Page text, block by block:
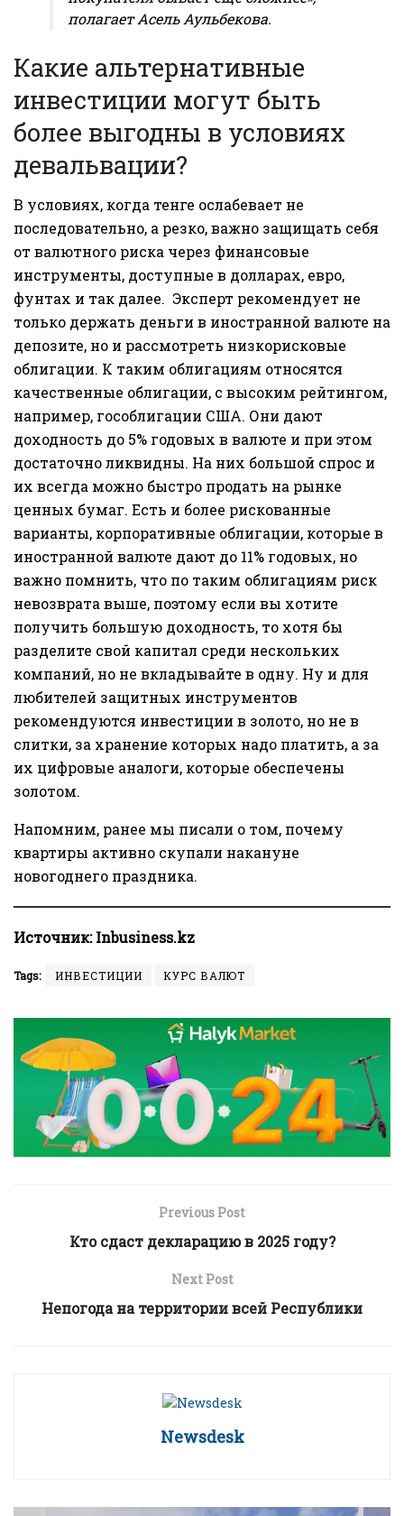
полагает Асель Аульбекова.
Какие альтернативные
инвестиции могут быть
более выгодны в условиях
девальвации?
В условиях, когда тенге ослабевает не
последовательно, а резко, важно защищать себя
от валютного риска через финансовые
инструменты, доступные в долларах, евро,
фунтах и так далее. Эксперт рекомендует не
только держать деньги в иностранной валюте на
депозите, но и рассмотреть низкорисковые
облигации. К таким облигациям относятся
качественные облигации, с высоким рейтингом,
например, гособлигации США. Они дают
доходность до 5% годовых в валюте и при этом
достаточно ликвидны. На них большой спрос и
их всегда можно быстро продать на рынке
ценных бумаг. Есть и более рискованные
варианты, корпоративные облигации, которые в
иностранной валюте дают до 11% годовых, но
важно помнить, что по таким облигациям риск
невозврата выше, поэтому если вы хотите
получить большую доходность, то хотя бы
разделите свой капитал среди нескольких
компаний, но не вкладывайте в одну. Ну и для
любителей защитных инструментов
рекомендуются инвестиции в золото, но не в
слитки, за хранение которых надо платить, а за
их цифровые аналоги, которые обеспечены
золотом.
Напомним, ранее мы писали о том, почему
квартиры активно скупали накануне
новогоднего праздника.
Источник:Inbusiness.kz
Tags: ИНВЕСТИЦИИ КУРС ВАЛЮТ
Previous Post
Кто сдаст декларацию в 2025 году?
Next Post
Непогода на территории всей Республики
Newsdesk